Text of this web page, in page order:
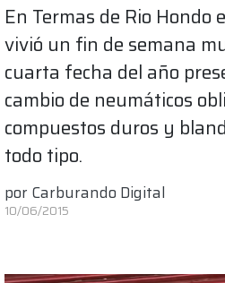
En Termas de Rio Hondo
vivió un fin de semana
cuarta fecha del año
cambio de neumáticos
compuestos duros y
todo tipo.
por Carburando Digital
10/06/2015